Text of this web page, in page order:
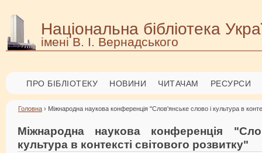
Національна бібліотека
імені В. І. Вернадського
ПРО БІБЛІОТЕКУ НОВИНИ ЧИТАЧАМ РЕСУРСИ
Головна › Міжнародна наукова конференція "Слов'янське слово і культура в
Міжнародна наукова конференція
культура в контексті світового розвитку"